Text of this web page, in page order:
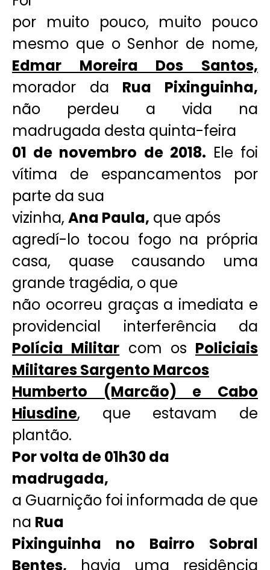
por muito pouco, muito pouco
mesmo que o Senhor de nome,
Edmar Moreira Dos Santos,
morador da Rua Pixinguinha,
não perdeu a vida na
madrugada desta quinta-feira
01 de novembro de 2018. Ele foi
vítima de espancamentos por
parte da sua
vizinha, Ana Paula, que após
agredí-lo tocou fogo na própria
casa, quase causando uma
grande tragédia, o que
não ocorreu graças a imediata e
providencial interferência da
Polícia Militar com os Policiais
Militares Sargento Marcos
Humberto (Marcão) e Cabo
Hiusdine, que estavam de
plantão.
Por volta de 01h30 da
madrugada,
a Guarnição foi informada de que
na Rua
Pixinguinha no Bairro Sobral
Bentes, havia uma residência